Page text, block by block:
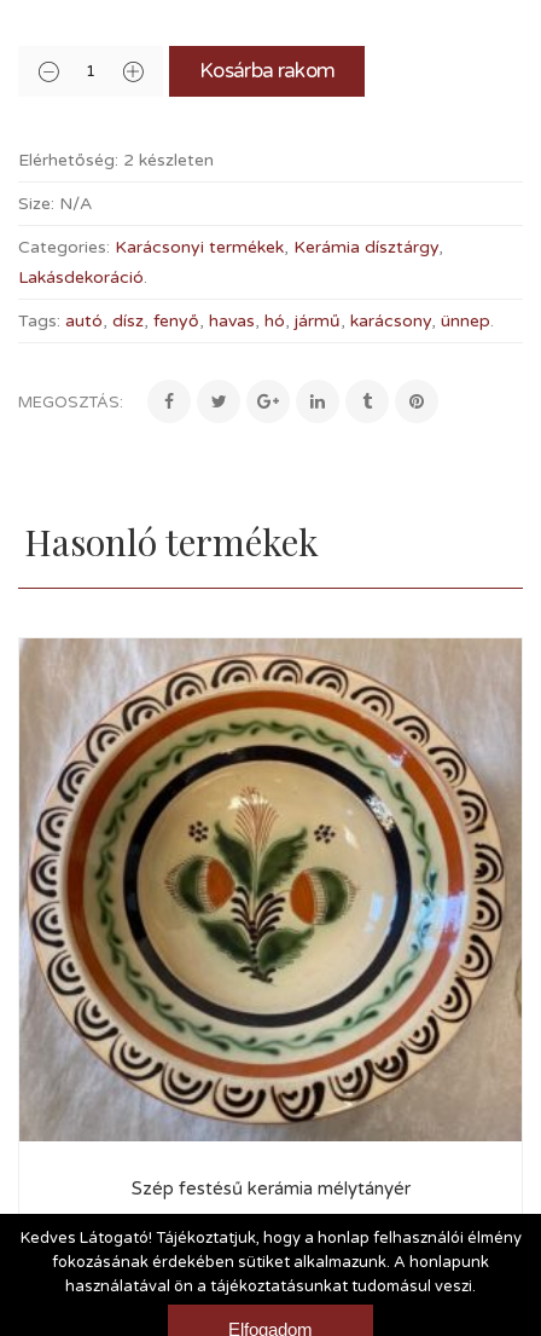
Kosárba rakom
Elérhetőség: 2 készleten
Size: N/A
Categories: Karácsonyi termékek, Kerámia dísztárgy,
Lakásdekoráció.
Tags: autó, dísz, fenyő, havas, hó, jármű, karácsony, ünnep.
MEGOSZTÁS:
Hasonló termékek
Szép festésű kerámia mélytányér
2 000Ft
Vásárlási és szállítási feltételek|Impresszum
Kedves Látogató! Tájékoztatjuk, hogy a honlap felhasználói élmény
fokozásának érdekében sütiket alkalmazunk. A honlapunk
használatával ön a tájékoztatásunkat tudomásul veszi.
Elfogadom